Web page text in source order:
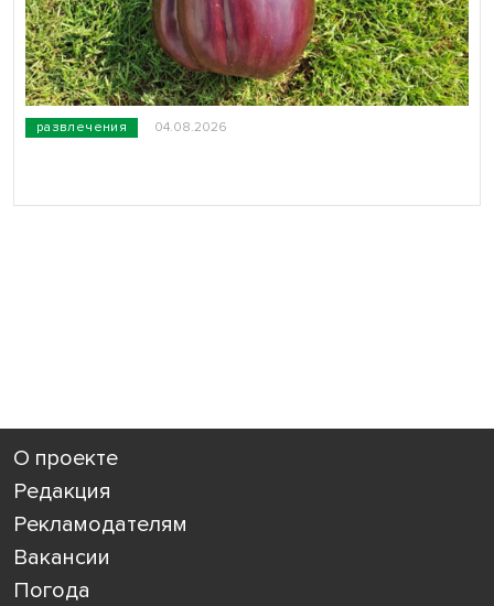
развлечения 04.08.2026
О проекте
Редакция
Рекламодателям
Вакансии
Погода